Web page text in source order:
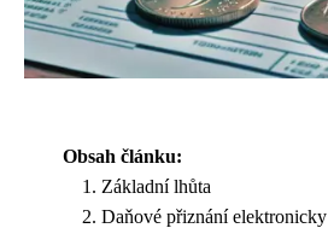
Obsah článku:
Základní lhůta
Daňové přiznání elektronicky